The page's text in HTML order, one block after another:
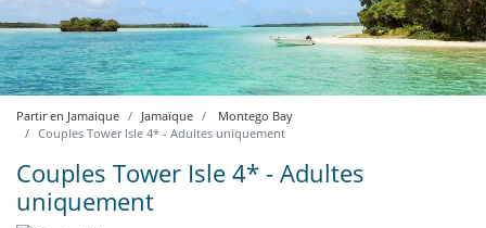
Partir en Jamaique Jamaïque
Montego Bay
Couples Tower Isle 4* - Adultes uniquement
Couples Tower Isle 4* - Adultes
uniquement